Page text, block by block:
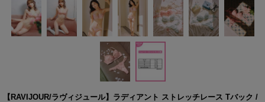
【RAVIJOUR/ラヴィジュール】ラディアント ストレッチレース Tバック /